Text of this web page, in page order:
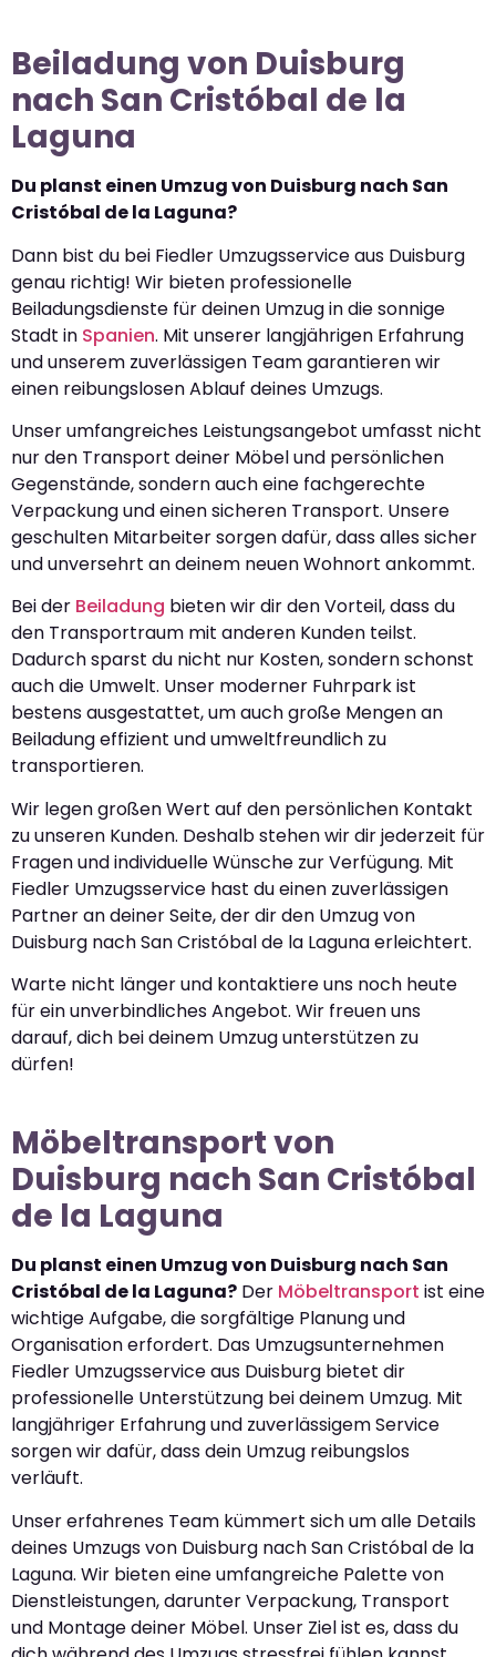
Beiladung von Duisburg
nach San Cristóbal de la
Laguna
Du planst einen Umzug von Duisburg nach San
Cristóbal de la Laguna?
Dann bist du bei Fiedler Umzugsservice aus Duisburg
genau richtig! Wir bieten professionelle
Beiladungsdienste für deinen Umzug in die sonnige
Stadt in Spanien. Mit unserer langjährigen Erfahrung
und unserem zuverlässigen Team garantieren wir
einen reibungslosen Ablauf deines Umzugs.
Unser umfangreiches Leistungsangebot umfasst nicht
nur den Transport deiner Möbel und persönlichen
Gegenstände, sondern auch eine fachgerechte
Verpackung und einen sicheren Transport. Unsere
geschulten Mitarbeiter sorgen dafür, dass alles sicher
und unversehrt an deinem neuen Wohnort ankommt.
Bei der Beiladung bieten wir dir den Vorteil, dass du
den Transportraum mit anderen Kunden teilst.
Dadurch sparst du nicht nur Kosten, sondern schonst
auch die Umwelt. Unser moderner Fuhrpark ist
bestens ausgestattet, um auch große Mengen an
Beiladung effizient und umweltfreundlich zu
transportieren.
Wir legen großen Wert auf den persönlichen Kontakt
zu unseren Kunden. Deshalb stehen wir dir jederzeit für
Fragen und individuelle Wünsche zur Verfügung. Mit
Fiedler Umzugsservice hast du einen zuverlässigen
Partner an deiner Seite, der dir den Umzug von
Duisburg nach San Cristóbal de la Laguna erleichtert.
Warte nicht länger und kontaktiere uns noch heute
für ein unverbindliches Angebot. Wir freuen uns
darauf, dich bei deinem Umzug unterstützen zu
dürfen!
Möbeltransport von
Duisburg nach San Cristóbal
de la Laguna
Du planst einen Umzug von Duisburg nach San
Cristóbal de la Laguna? Der Möbeltransport ist eine
wichtige Aufgabe, die sorgfältige Planung und
Organisation erfordert. Das Umzugsunternehmen
Fiedler Umzugsservice aus Duisburg bietet dir
professionelle Unterstützung bei deinem Umzug. Mit
langjähriger Erfahrung und zuverlässigem Service
sorgen wir dafür, dass dein Umzug reibungslos
verläuft.
Unser erfahrenes Team kümmert sich um alle Details
deines Umzugs von Duisburg nach San Cristóbal de la
Laguna. Wir bieten eine umfangreiche Palette von
Dienstleistungen, darunter Verpackung, Transport
und Montage deiner Möbel. Unser Ziel ist es, dass du